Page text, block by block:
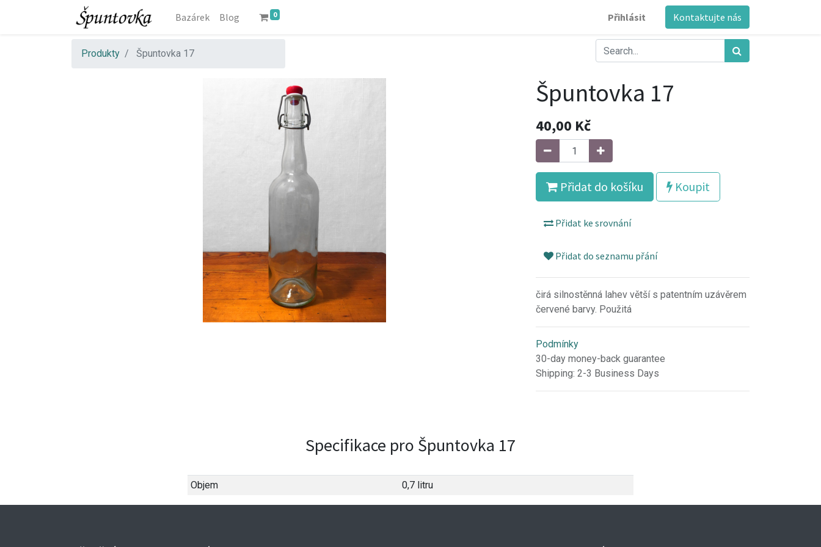
Bazárek Blog 0 Přihlásit Kontaktujte nás
Produkty Špuntovka 17
Špuntovka 17
40,00 Kč
Přidat do košíku Koupit
Přidat ke srovnání
Přidat do seznamu přání
čirá silnostěnná lahev větší s patentním uzávěrem
červené barvy. Použitá
Podmínky
30-day money-back guarantee
Shipping: 2-3 Business Days
Specifikace pro Špuntovka 17
Objem 0,7 litru